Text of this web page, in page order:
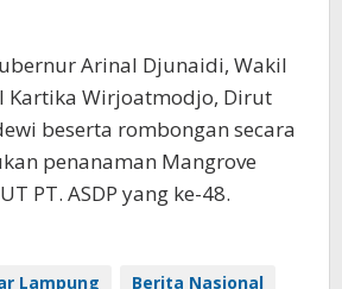
Arinal Djunaidi, Wakil
Kartika Wirjoatmodjo, Dirut
beserta rombongan secara
penanaman Mangrove
PT. ASDP yang ke-48.
Lampung
Berita Nasional